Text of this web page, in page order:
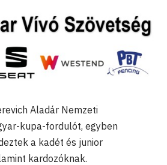
Aladár Nemzeti
kupa-fordulót, egyben
a kadét és junior
kardozóknak.